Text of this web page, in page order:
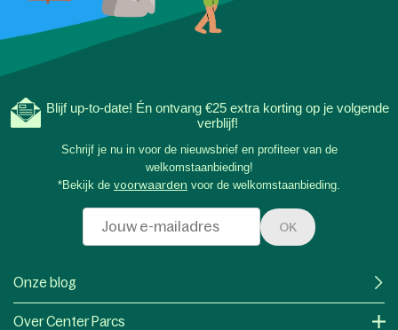
Blijf up-to-date! Én ontvang €25 extra korting op je volgende
verblijf!
Schrijf je nu in voor de nieuwsbrief en profiteer van de
welkomstaanbieding!
*Bekijk de voorwaarden voor de welkomstaanbieding.
OK
Onze blog
Over Center Parcs